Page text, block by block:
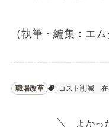
（執筆・編集：エム
職場改革 コスト削減
よかっ